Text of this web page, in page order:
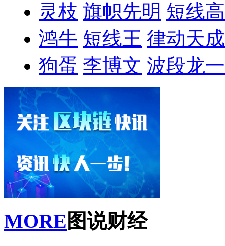
灵枝 旗帜先明 短线
鸿牛 短线王 律动天成
狗蛋 李博文 波段龙一
MORE 图说财经